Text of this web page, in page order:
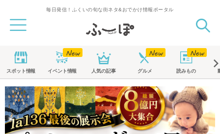
毎日発信！ふくいの旬な街ネタ&おでかけ情報ポータル
スポット情報 イベント情報 人気の記事 グルメ 読みもの